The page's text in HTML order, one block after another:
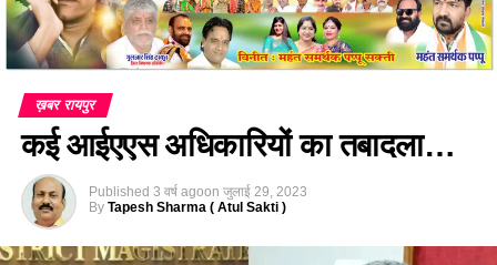
ख़बर रायपुर
कई आईएएस अधिकारियों का तबादला…
Published 3 वर्ष agoon जुलाई 29, 2023
By Tapesh Sharma ( Atul Sakti )